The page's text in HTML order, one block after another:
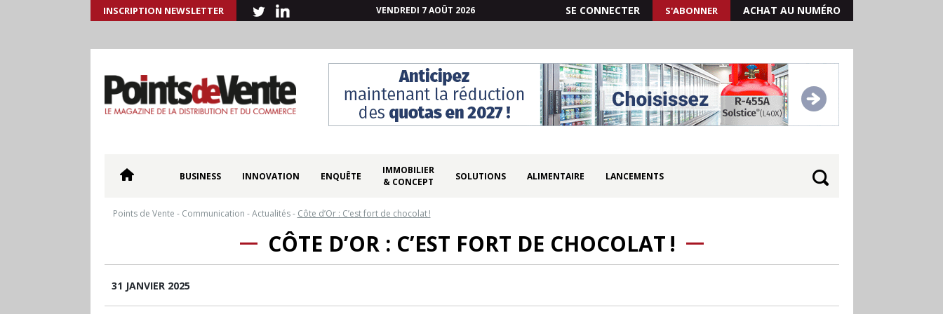
INSCRIPTION NEWSLETTER VENDREDI 7 AOÛT 2026 SE CONNECTER S'ABONNER ACHAT AU NUMÉRO
BUSINESS INNOVATION ENQUÊTE
IMMOBILIER
& CONCEPT
SOLUTIONS ALIMENTAIRE LANCEMENTS
Points de Vente - Communication -Actualités- Côte d’Or : C’est fort de chocolat !
CÔTE D’OR : C’EST FORT DE CHOCOLAT !
31 JANVIER 2025